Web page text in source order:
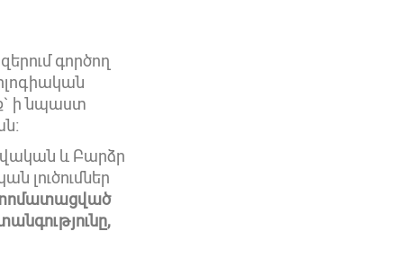
գործող
ի նպաստ
և Բարձր
լուծումներ